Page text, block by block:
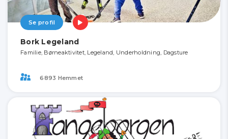
Se profil
Bork Legeland
Familie, Børneaktivitet, Legeland, Underholdning, Dagsture
6893 Hemmet